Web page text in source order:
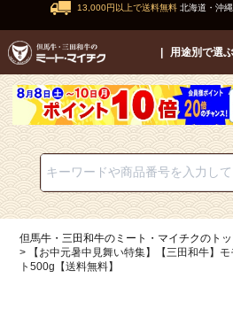
13,000円以上で送料無料 北海道・沖
用途別で選ぶ
但馬牛・三田和牛のミート・マイチクのト
【お中元暑中見舞い特集】【三田和牛】
ト500g【送料無料】